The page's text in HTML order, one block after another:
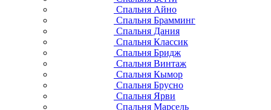
Спальня Айно
Спальня Брамминг
Спальня Дания
Спальня Классик
Спальня Бридж
Спальня Винтаж
Спальня Кымор
Спальня Брусно
Спальня Ярви
Спальня Марсель